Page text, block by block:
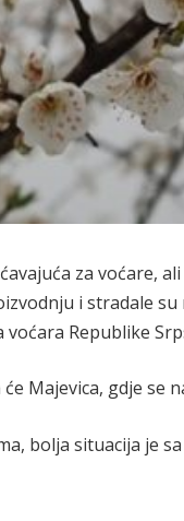
za voćare,
i stradale
Republike
Majevica, gdje se
bolja situacija je